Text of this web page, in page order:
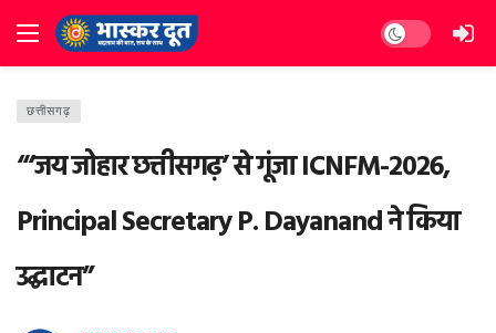
Dark mode
छत्तीसगढ़
“‘जय जोहार छत्तीसगढ़’ से गूंजा ICNFM-2026,
Principal Secretary P. Dayanand ने किया
उद्घाटन”